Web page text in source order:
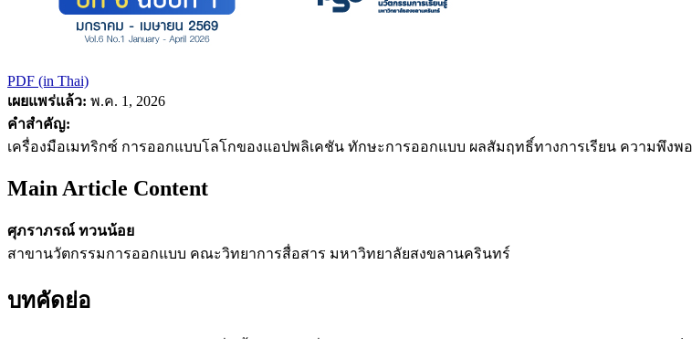
PDF (in Thai)
เผยแพร่แล้ว: พ.ค. 1, 2026
คำสำคัญ:
เครื่องมือเมทริกซ์ การออกแบบโลโกของแอปพลิเคชัน ทักษะการออกแบบ ผลสัมฤทธิ์ทางการเรียน ความพึงพ
Main Article Content
ศุภราภรณ์ ทวนน้อย
สาขานวัตกรรมการออกแบบ คณะวิทยาการสื่อสาร มหาวิทยาลัยสงขลานครินทร์
บทคัดย่อ